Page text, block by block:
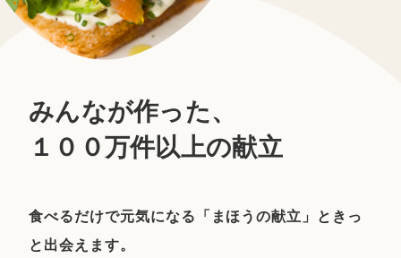
みんなが作った、
１００万件以上の献立
食べるだけで元気になる「まほうの献立」ときっ
と出会えます。